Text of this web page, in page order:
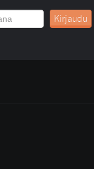
Kirjaudu